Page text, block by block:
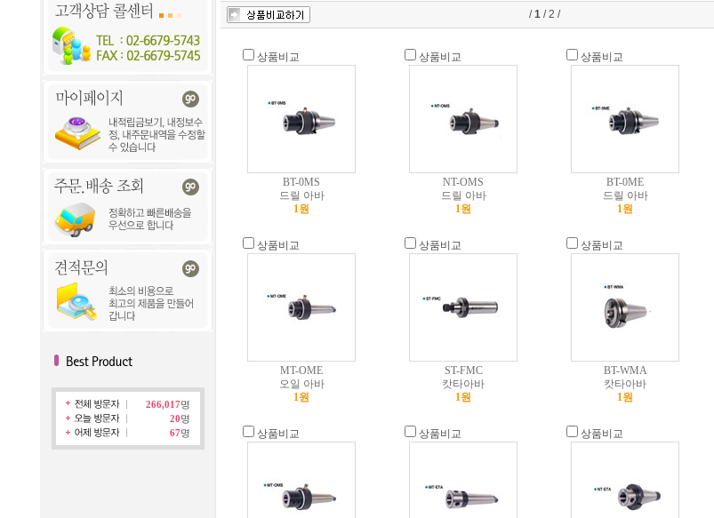
266,017명
20명
67명
/1/2 /
상품비교
BT-0MS
드릴 아바
1원
상품비교
NT-OMS
드릴 아바
1원
상품비교
BT-0ME
드릴 아바
1원
상품비교
MT-OME
오일 아바
1원
상품비교
ST-FMC
캇타아바
1원
상품비교
BT-WMA
캇타아바
1원
상품비교 상품비교 상품비교